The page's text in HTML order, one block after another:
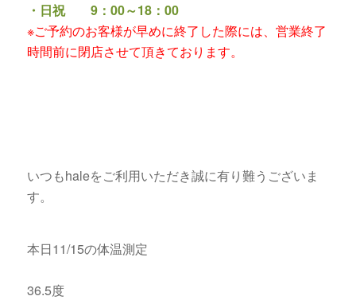
・日祝 9：00～18：00
※ご予約のお客様が早めに終了した際には、営業終了
時間前に閉店させて頂きております。
いつもhaleをご利用いただき誠に有り難うございま
す。
本日11/15の体温測定
36.5度